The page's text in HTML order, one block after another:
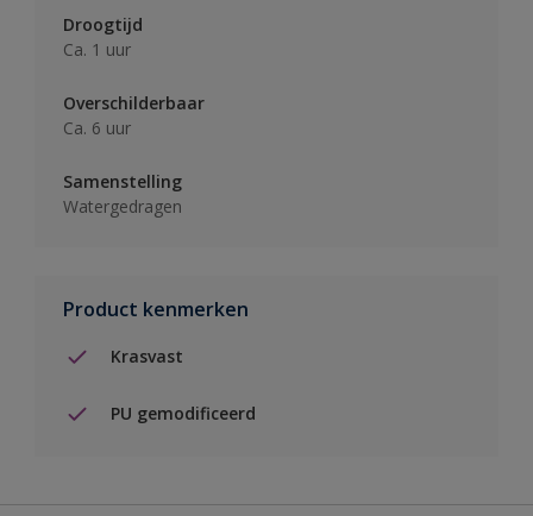
Droogtijd
Ca. 1 uur
Overschilderbaar
Ca. 6 uur
Samenstelling
Watergedragen
Product kenmerken
Krasvast
PU gemodificeerd